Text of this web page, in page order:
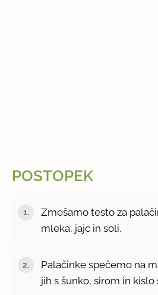
POSTOPEK
Zmešamo testo za
mleka, jajc in soli.
Palačinke spečemo na
jih s šunko, sirom in kislo